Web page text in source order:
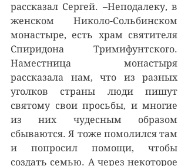
рассказал Сергей. –Неподалеку, в
женском Николо-Сольбинском
монастыре, есть храм святителя
Спиридона Тримифунтского.
Наместница монастыря
рассказала нам, что из разных
уголков страны люди пишут
святому свои просьбы, и многие
из них чудесным образом
сбываются. Я тоже помолился там
и попросил помощи, чтобы
создать семью. А через некоторое